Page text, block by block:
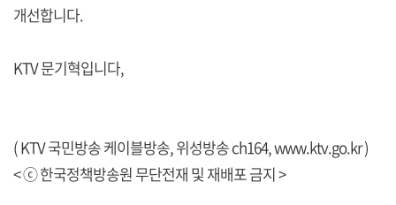
개선합니다.
KTV 문기혁입니다,
( KTV 국민방송 케이블방송, 위성방송 ch164,www.ktv.go.kr)
< ⓒ 한국정책방송원 무단전재 및 재배포 금지 >